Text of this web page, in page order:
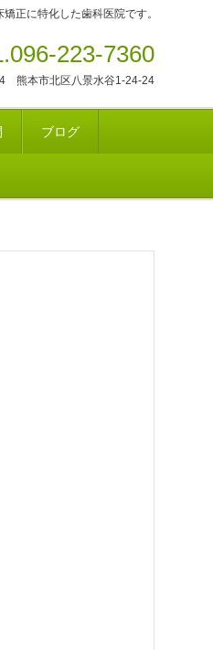
正に特化した歯科医院です。
223-7360
熊本市北区八景水谷1-24-24
ブログ